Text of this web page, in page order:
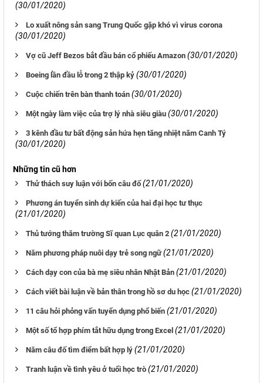
(30/01/2020)
Lo xuất nông sản sang Trung Quốc gặp khó vì virus corona
(30/01/2020)
Vợ cũ Jeff Bezos bắt đầu bán cổ phiếu Amazon (30/01/2020)
Boeing lần đầu lỗ trong 2 thập kỷ (30/01/2020)
Cuộc chiến trên bàn thanh toán (30/01/2020)
Một ngày làm việc của trợ lý nhà siêu giàu (30/01/2020)
3 kênh đầu tư bất động sản hứa hẹn tăng nhiệt năm Canh Tý
(30/01/2020)
Những tin cũ hơn
Thử thách suy luận với bốn câu đố (21/01/2020)
Phương án tuyển sinh dự kiến của hai đại học tư thục
(21/01/2020)
Thủ tướng thăm trường Sĩ quan Lục quân 2 (21/01/2020)
Năm phương pháp nuôi dạy trẻ song ngữ (21/01/2020)
Cách dạy con của bà mẹ siêu nhân Nhật Bản (21/01/2020)
Cách viết bài luận về bản thân trong hồ sơ du học (21/01/2020)
11 câu hỏi phỏng vấn tuyển dụng phổ biến (21/01/2020)
Một số tổ hợp phím tắt hữu dụng trong Excel (21/01/2020)
Năm câu đố tìm điểm bất hợp lý (21/01/2020)
Tranh luận về tình yêu ở tuổi học trò (21/01/2020)